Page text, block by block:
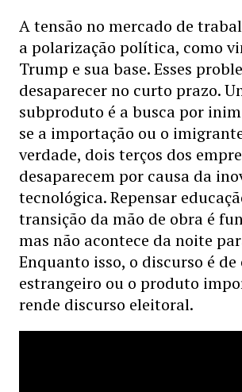
A tensão no mercado de
a polarização política, como
Trump e sua base. Esses
desaparecer no curto prazo.
subproduto é a busca por
se a importação ou o
verdade, dois terços dos
desaparecem por causa da
tecnológica. Repensar
transição da mão de obra é
mas não acontece da noite
Enquanto isso, o discurso é
estrangeiro ou o produto
rende discurso eleitoral.